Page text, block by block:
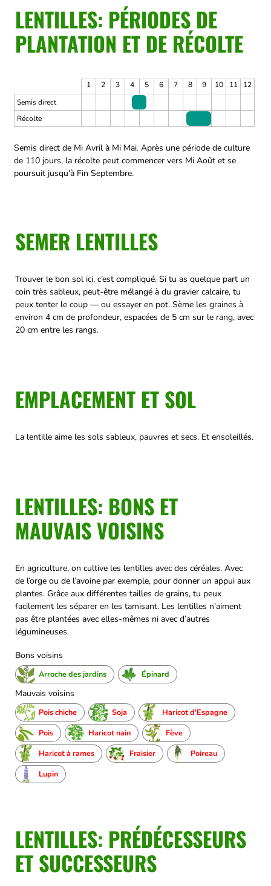
LENTILLES: PÉRIODES DE
PLANTATION ET DE RÉCOLTE
1 2 3 4 5 6 7 8 9 10 11
12
Semis direct
Récolte
Semis direct de Mi Avril à Mi Mai. Après une période de culture
de 110 jours, la récolte peut commencer vers Mi Août et se
poursuit jusqu'à Fin Septembre.
SEMER LENTILLES
Trouver le bon sol ici, c’est compliqué. Si tu as quelque part un
coin très sableux, peut-être mélangé à du gravier calcaire, tu
peux tenter le coup — ou essayer en pot. Sème les graines à
environ 4 cm de profondeur, espacées de 5 cm sur le rang, avec
20 cm entre les rangs.
EMPLACEMENT ET SOL
La lentille aime les sols sableux, pauvres et secs. Et ensoleillés.
LENTILLES: BONS ET
MAUVAIS VOISINS
En agriculture, on cultive les lentilles avec des céréales. Avec
de l’orge ou de l’avoine par exemple, pour donner un appui aux
plantes. Grâce aux différentes tailles de grains, tu peux
facilement les séparer en les tamisant. Les lentilles n’aiment
pas être plantées avec elles-mêmes ni avec d’autres
légumineuses.
Bons voisins
Arroche des jardins Épinard
Mauvais voisins
Pois chiche Soja
Haricot d'Espagne
Pois
Haricot nain
Fève
Haricot à rames
Fraisier
Poireau
Lupin
LENTILLES: PRÉDÉCESSEURS
ET SUCCESSEURS